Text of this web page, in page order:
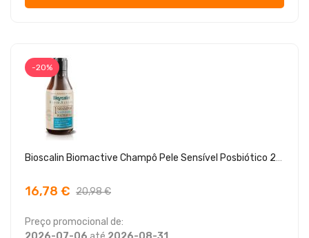
-20%
Bioscalin Biomactive Champô Pele Sensível Posbiótico 200ml
16,78 € 20,98 €
Preço promocional de: